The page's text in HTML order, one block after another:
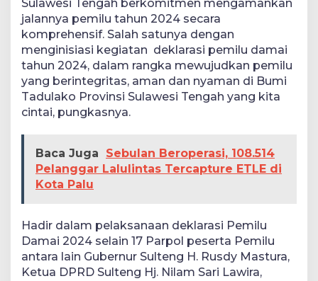
Sulawesi Tengah berkomitmen mengamankan
jalannya pemilu tahun 2024 secara
komprehensif. Salah satunya dengan
menginisiasi kegiatan deklarasi pemilu damai
tahun 2024, dalam rangka mewujudkan pemilu
yang berintegritas, aman dan nyaman di Bumi
Tadulako Provinsi Sulawesi Tengah yang kita
cintai, pungkasnya.
Baca Juga
Sebulan Beroperasi, 108.514
Pelanggar Lalulintas Tercapture ETLE di
Kota Palu
Hadir dalam pelaksanaan deklarasi Pemilu
Damai 2024 selain 17 Parpol peserta Pemilu
antara lain Gubernur Sulteng H. Rusdy Mastura,
Ketua DPRD Sulteng Hj. Nilam Sari Lawira,